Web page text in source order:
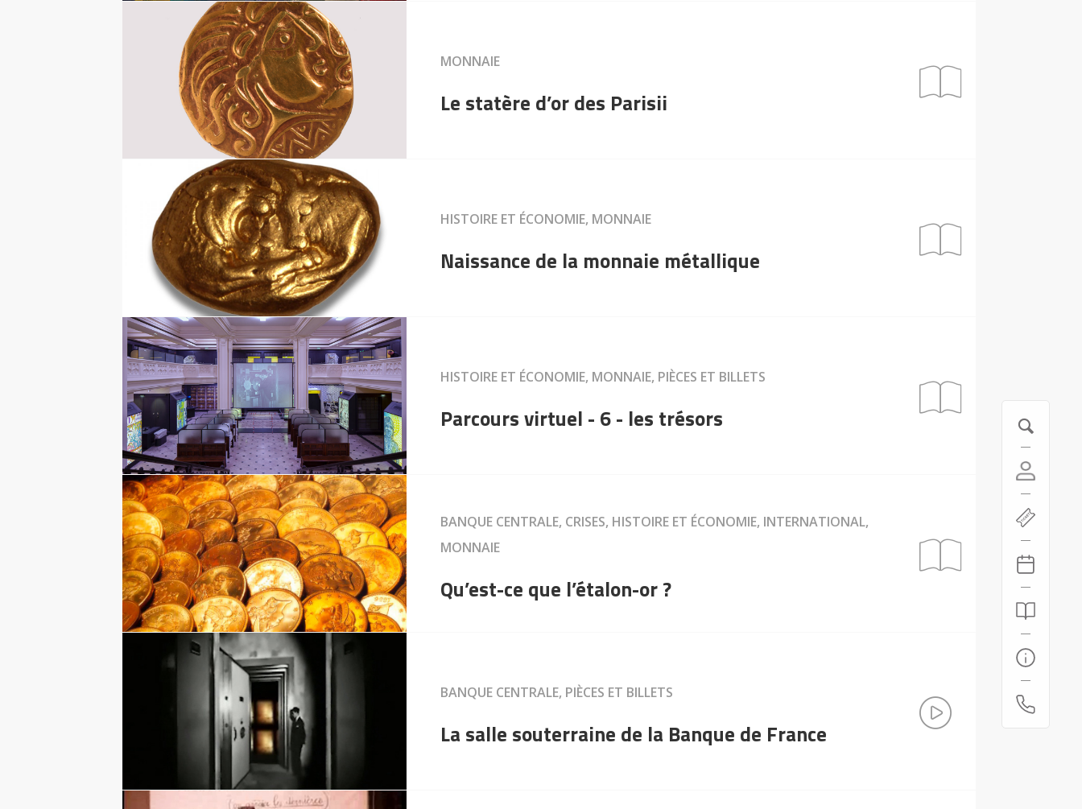
MONNAIE
Le statère d’or des Parisii
HISTOIRE ET ÉCONOMIE, MONNAIE
Naissance de la monnaie métallique
HISTOIRE ET ÉCONOMIE, MONNAIE, PIÈCES ET BILLETS
Parcours virtuel - 6 - les trésors
BANQUE CENTRALE, CRISES, HISTOIRE ET ÉCONOMIE, INTERNATIONAL,
MONNAIE
Qu’est-ce que l’étalon-or ?
BANQUE CENTRALE, PIÈCES ET BILLETS
La salle souterraine de la Banque de France